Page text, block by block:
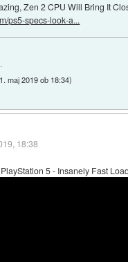
Zen 2 CPU Will Bring It
ps5-specs-look-a...
maj 2019 ob 18:34)
18:38
5 - Insanely Fast